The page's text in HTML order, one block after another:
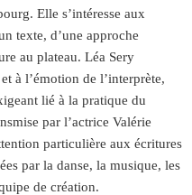
Elle s’intéresse aux
texte, d’une approche
au plateau. Léa Sery
à l’émotion de l’interprète,
lié à la pratique du
par l’actrice Valérie
particulière aux écritures
par la danse, la musique, les
de création.